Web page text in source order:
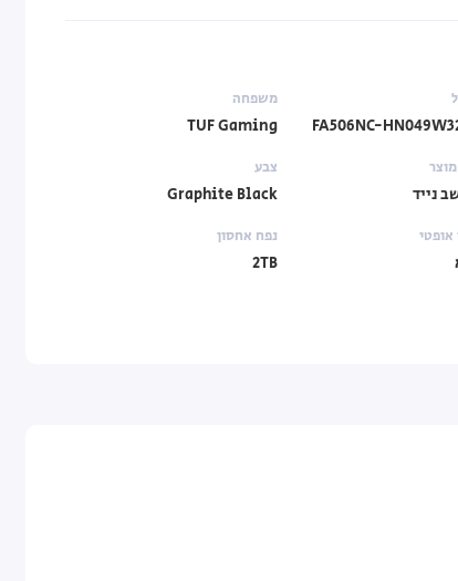
FA506NC-
משפחה
TUF Gaming
נייד
צבע
Graphite Black
אופטי נפח אחסון
2TB